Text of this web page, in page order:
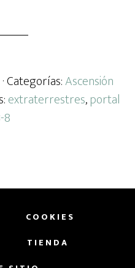
· Categorías:Ascensión
extraterrestres,portal
8
COOKIES
TIENDA